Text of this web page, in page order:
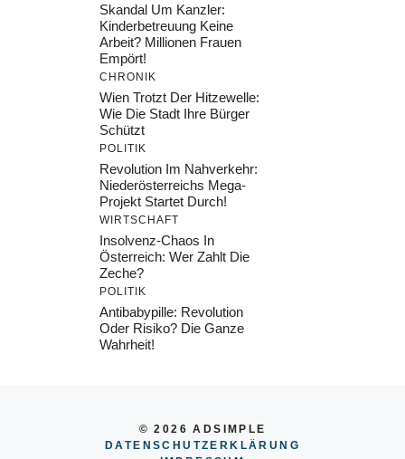
Skandal Um Kanzler:
Kinderbetreuung Keine
Arbeit? Millionen Frauen
Empört!
CHRONIK
Wien Trotzt Der Hitzewelle:
Wie Die Stadt Ihre Bürger
Schützt
POLITIK
Revolution Im Nahverkehr:
Niederösterreichs Mega-
Projekt Startet Durch!
WIRTSCHAFT
Insolvenz-Chaos In
Österreich: Wer Zahlt Die
Zeche?
POLITIK
Antibabypille: Revolution
Oder Risiko? Die Ganze
Wahrheit!
© 2026 ADSIMPLE
DATENSCHUTZERKLÄRUNG